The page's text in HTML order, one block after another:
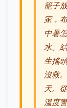
籠子
家，
中暑
水。
生搖
沒救
天。
溫度